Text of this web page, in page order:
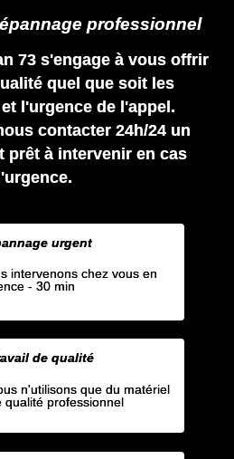
professionnel
73 s'engage à vous offrir
quel que soit les
l'urgence de l'appel.
contacter 24h/24 un
prêt à intervenir en cas
urgent
intervenons chez vous en
- 30 min
de qualité
n'utilisons que du matériel
qualité professionnel